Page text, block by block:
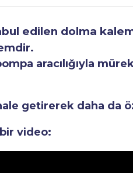
edilen dolma
aracılığıyla
getirerek daha da
video: